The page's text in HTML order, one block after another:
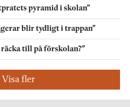
pyramid i skolan”
blir tydligt i trappan”
räcka till på förskolan?”
Visa fler